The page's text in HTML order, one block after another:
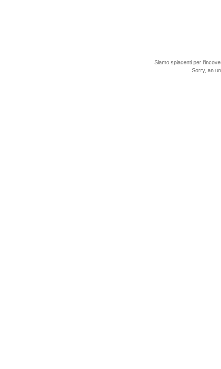
Siamo spiacenti per
Sorry, an